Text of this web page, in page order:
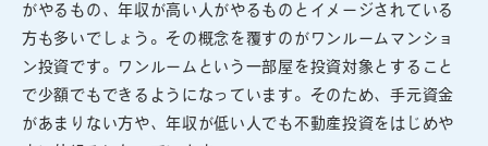
がやるもの、年収が高い人がやるものとイメージされている
方も多いでしょう。その概念を覆すのがワンルームマンショ
ン投資です。ワンルームという一部屋を投資対象とすること
で少額でもできるようになっています。そのため、手元資金
があまりない方や、年収が低い人でも不動産投資をはじめや